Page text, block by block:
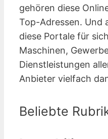
gehören diese
Top-Adressen. Und
diese Portale für
Maschinen,
Dienstleistungen
Anbieter vielfach
Beliebte